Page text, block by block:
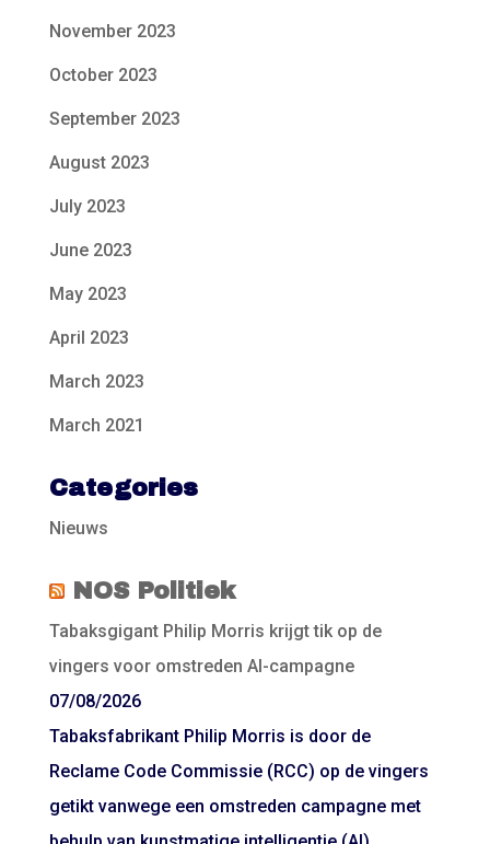
November 2023
October 2023
September 2023
August 2023
July 2023
June 2023
May 2023
April 2023
March 2023
March 2021
Categories
Nieuws
NOS Politiek
Tabaksgigant Philip Morris krijgt tik op de
vingers voor omstreden AI-campagne
07/08/2026
Tabaksfabrikant Philip Morris is door de
Reclame Code Commissie (RCC) op de vingers
getikt vanwege een omstreden campagne met